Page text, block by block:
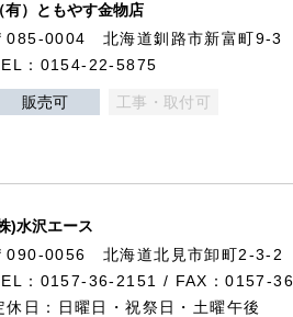
有）ともやす金物店
085-0004 北海道釧路市新富町9-3
：0154-22-5875
販売可 工事・取付可
)水沢エース
090-0056 北海道北見市卸町2-3-2
：0157-36-2151 / FAX：0157-
休日：日曜日・祝祭日・土曜午後